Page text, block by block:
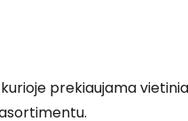
prekiaujama